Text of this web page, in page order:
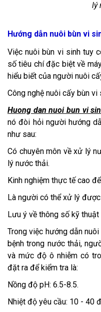
lý
Hướng dẫn nuôi bùn vi
Việc nuôi bùn vi sinh tuy
số tiêu chí đặc biệt về
hiểu biết của người nuôi
Công nghệ nuôi cấy bùn vi
Huong dan nuoi bun vi
nó đòi hỏi người hướng
như sau:
Có chuyên môn về xử lý
lý nước thải.
Kinh nghiệm thực tế cao
Là người có thể xử lý
Lưu ý về thông số kỹ
Trong việc hướng dẫn
bệnh trong nước thải,
và mức độ ô nhiễm có
đặt ra để kiểm tra là:
Nồng độ pH: 6.5-8.5.
Nhiệt độ yêu cầu: 10 - 40